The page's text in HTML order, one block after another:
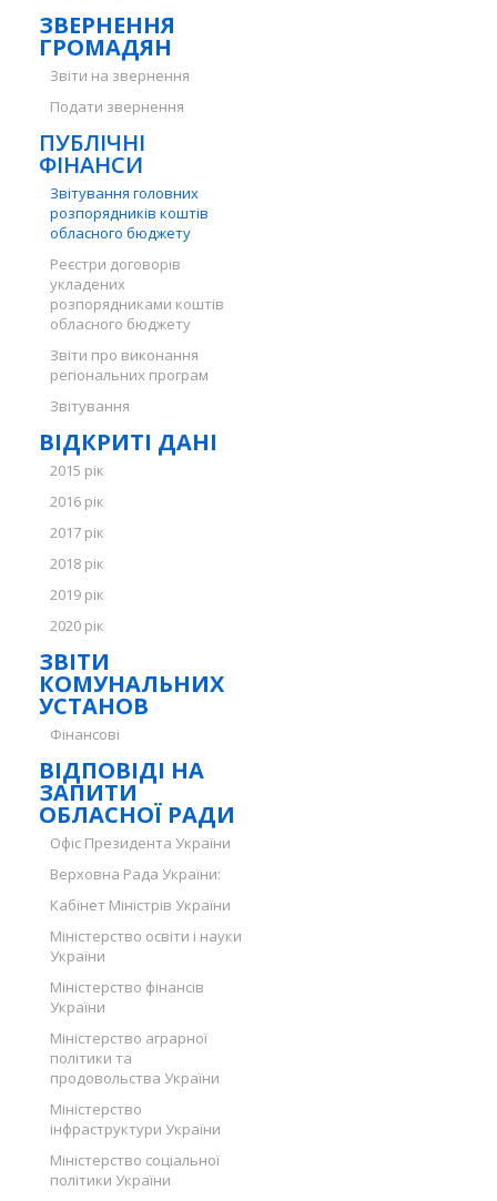
ЗВЕРНЕННЯ
ГРОМАДЯН
Звіти на звернення
Подати звернення
ПУБЛІЧНІ
ФІНАНСИ
Звітування головних
розпорядників коштів
обласного бюджету
Реєстри договорів
укладених
розпорядниками коштів
обласного бюджету
Звіти про виконання
регіональних програм
Звітування
ВІДКРИТІ ДАНІ
2015 рік
2016 рік
2017 рік
2018 рік
2019 рік
2020 рік
ЗВІТИ
КОМУНАЛЬНИХ
УСТАНОВ
Фінансові
ВІДПОВІДІ НА
ЗАПИТИ
ОБЛАСНОЇ РАДИ
Офіс Президента України
Верховна Рада України:
Кабінет Міністрів України
Міністерство освіти і науки
України
Міністерство фінансів
України
Міністерство аграрної
політики та
продовольства України
Міністерство
інфраструктури України
Міністерство соціальної
політики України